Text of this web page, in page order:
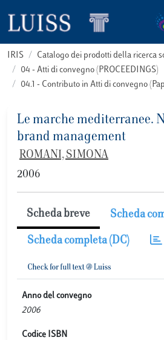
IRIS
Catalogo dei prodotti della ricerca
04 - Atti di convegno (PROCEEDINGS)
04.1 - Contributo in Atti di convegno
Le marche mediterranee.
brand management
ROMANI, SIMONA
2006
Scheda breve Scheda
Scheda completa (DC)
Anno del convegno
2006
Codice ISBN